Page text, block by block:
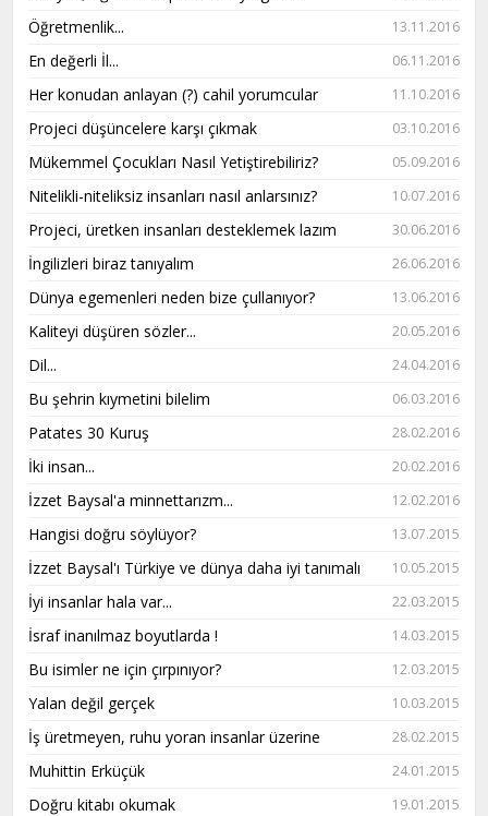
Öğretmenlik... 13.11.2016
En değerli İl... 06.11.2016
Her konudan anlayan (?) cahil yorumcular 11.10.2016
Projeci düşüncelere karşı çıkmak 03.10.2016
Mükemmel Çocukları Nasıl Yetiştirebiliriz? 05.09.2016
Nitelikli-niteliksiz insanları nasıl anlarsınız? 10.07.2016
Projeci, üretken insanları desteklemek lazım 30.06.2016
İngilizleri biraz tanıyalım 26.06.2016
Dünya egemenleri neden bize çullanıyor? 13.06.2016
Kaliteyi düşüren sözler... 20.05.2016
Dil... 24.04.2016
Bu şehrin kıymetini bilelim 06.03.2016
Patates 30 Kuruş 28.02.2016
İki insan... 20.02.2016
İzzet Baysal'a minnettarızm... 12.02.2016
Hangisi doğru söylüyor? 13.07.2015
İzzet Baysal'ı Türkiye ve dünya daha iyi tanımalı 10.05.2015
İyi insanlar hala var... 22.03.2015
İsraf inanılmaz boyutlarda ! 14.03.2015
Bu isimler ne için çırpınıyor? 12.03.2015
Yalan değil gerçek 10.03.2015
İş üretmeyen, ruhu yoran insanlar üzerine 28.02.2015
Muhittin Erküçük 24.01.2015
Doğru kitabı okumak 19.01.2015